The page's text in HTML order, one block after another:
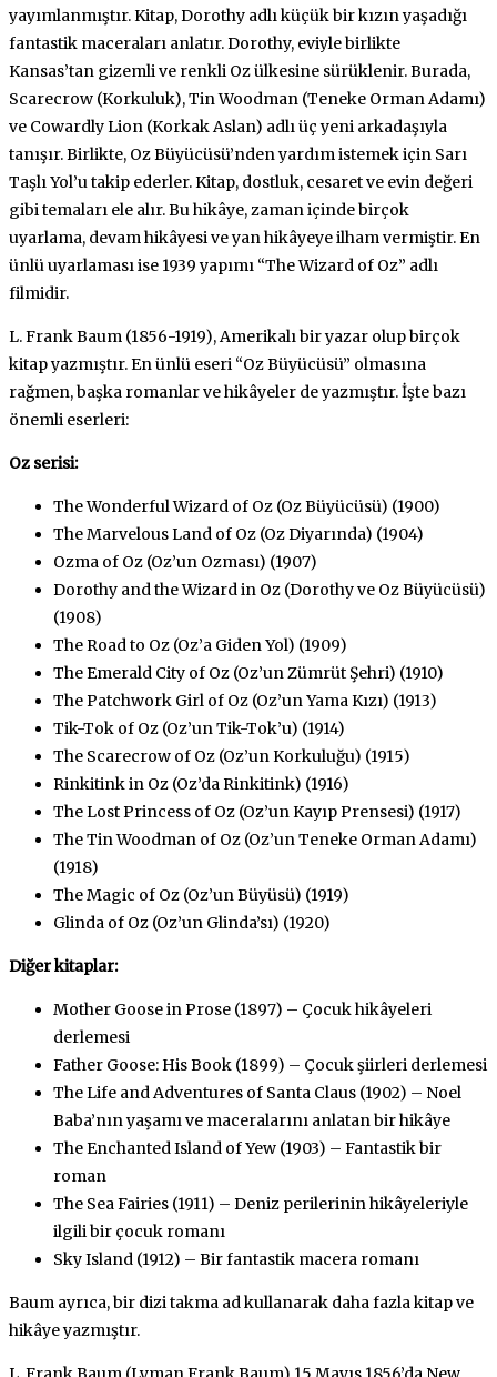
yayımlanmıştır. Kitap, Dorothy adlı küçük bir kızın yaşadığı
fantastik maceraları anlatır. Dorothy, eviyle birlikte
Kansas’tan gizemli ve renkli Oz ülkesine sürüklenir. Burada,
Scarecrow (Korkuluk), Tin Woodman (Teneke Orman Adamı)
ve Cowardly Lion (Korkak Aslan) adlı üç yeni arkadaşıyla
tanışır. Birlikte, Oz Büyücüsü’nden yardım istemek için Sarı
Taşlı Yol’u takip ederler. Kitap, dostluk, cesaret ve evin değeri
gibi temaları ele alır. Bu hikâye, zaman içinde birçok
uyarlama, devam hikâyesi ve yan hikâyeye ilham vermiştir. En
ünlü uyarlaması ise 1939 yapımı “The Wizard of Oz” adlı
filmidir.
L. Frank Baum (1856-1919), Amerikalı bir yazar olup birçok
kitap yazmıştır. En ünlü eseri “Oz Büyücüsü” olmasına
rağmen, başka romanlar ve hikâyeler de yazmıştır. İşte bazı
önemli eserleri:
Oz serisi:
The Wonderful Wizard of Oz (Oz Büyücüsü) (1900)
The Marvelous Land of Oz (Oz Diyarında) (1904)
Ozma of Oz (Oz’un Ozması) (1907)
Dorothy and the Wizard in Oz (Dorothy ve Oz Büyücüsü)
(1908)
The Road to Oz (Oz’a Giden Yol) (1909)
The Emerald City of Oz (Oz’un Zümrüt Şehri) (1910)
The Patchwork Girl of Oz (Oz’un Yama Kızı) (1913)
Tik-Tok of Oz (Oz’un Tik-Tok’u) (1914)
The Scarecrow of Oz (Oz’un Korkuluğu) (1915)
Rinkitink in Oz (Oz’da Rinkitink) (1916)
The Lost Princess of Oz (Oz’un Kayıp Prensesi) (1917)
The Tin Woodman of Oz (Oz’un Teneke Orman Adamı)
(1918)
The Magic of Oz (Oz’un Büyüsü) (1919)
Glinda of Oz (Oz’un Glinda’sı) (1920)
Diğer kitaplar:
Mother Goose in Prose (1897) – Çocuk hikâyeleri
derlemesi
Father Goose: His Book (1899) – Çocuk şiirleri derlemesi
The Life and Adventures of Santa Claus (1902) – Noel
Baba’nın yaşamı ve maceralarını anlatan bir hikâye
The Enchanted Island of Yew (1903) – Fantastik bir
roman
The Sea Fairies (1911) – Deniz perilerinin hikâyeleriyle
ilgili bir çocuk romanı
Sky Island (1912) – Bir fantastik macera romanı
Baum ayrıca, bir dizi takma ad kullanarak daha fazla kitap ve
hikâye yazmıştır.